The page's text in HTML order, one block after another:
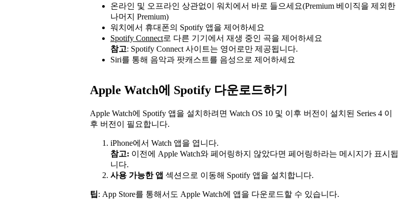
온라인 및 오프라인 상관없이 워치에서 바로 들으세요(Premium 베이직을 제외한
나머지 Premium)
워치에서 휴대폰의 Spotify 앱을 제어하세요
Spotify Connect로 다른 기기에서 재생 중인 곡을 제어하세요
참고: Spotify Connect 사이트는 영어로만 제공됩니다.
Siri를 통해 음악과 팟캐스트를 음성으로 제어하세요
Apple Watch에 Spotify 다운로드하기
Apple Watch에 Spotify 앱을 설치하려면 Watch OS 10 및 이후 버전이 설치된 Series 4 이
후 버전이 필요합니다.
iPhone에서 Watch 앱을 엽니다.
참고: 이전에 Apple Watch와 페어링하지 않았다면 페어링하라는 메시지가 표시됩
니다.
사용 가능한 앱 섹션으로 이동해 Spotify 앱을 설치합니다.
팁: App Store를 통해서도 Apple Watch에 앱을 다운로드할 수 있습니다.